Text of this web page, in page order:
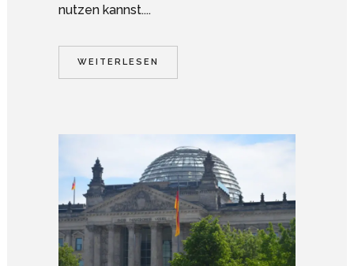
nutzen kannst....
WEITERLESEN